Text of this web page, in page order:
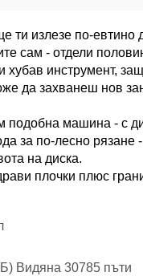
ти излезе по-евтино
сам - отдели
хубав инструмент,
да захванеш нов
подобна машина - с
за по-лесно рязане
на диска.
плочки плюс
Видяна 30785 пъти